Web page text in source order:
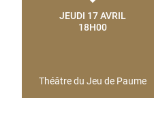
JEUDI 17 AVRIL
18H00
Théâtre du Jeu de Paume